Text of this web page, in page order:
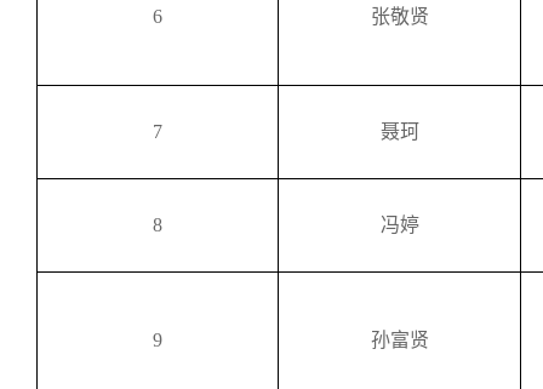
6 张敬贤
7 聂珂
8 冯婷
9 孙富贤